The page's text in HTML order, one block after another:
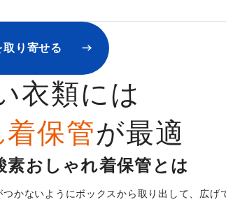
り寄せる
衣類には
保管が最適
素おしゃれ着保管とは
つかないようにボックスから取り出して、広げ